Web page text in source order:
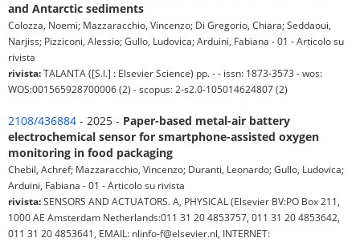
and Antarctic sediments
Colozza, Noemi; Mazzaracchio, Vincenzo; Di Gregorio, Chiara; Seddaoui,
Narjiss; Pizziconi, Alessio; Gullo, Ludovica; Arduini, Fabiana - 01 - Articolo su
rivista
rivista:TALANTA ([S.l.] : Elsevier Science) pp. - - issn: 1873-3573 - wos:
WOS:001565928700006 (2) - scopus: 2-s2.0-105014624807 (2)
2108/436884 - 2025 - Paper-based metal-air battery
electrochemical sensor for smartphone-assisted oxygen
monitoring in food packaging
Chebil, Achref; Mazzaracchio, Vincenzo; Duranti, Leonardo; Gullo, Ludovica;
Arduini, Fabiana - 01 - Articolo su rivista
rivista:SENSORS AND ACTUATORS. A, PHYSICAL (Elsevier BV:PO Box 211,
1000 AE Amsterdam Netherlands:011 31 20 4853757, 011 31 20 4853642,
011 31 20 4853641, EMAIL: nlinfo-f@elsevier.nl, INTERNET: